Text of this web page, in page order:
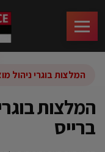
המלצות בוגרי ניהול
המלצות
ברייס